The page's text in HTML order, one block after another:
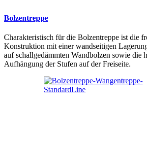
Bolzentreppe
Charakteristisch für die Bolzentreppe ist die
Konstruktion mit einer wandseitigen
auf schallgedämmten Wandbolzen sowie die
Aufhängung der Stufen auf der Freiseite.